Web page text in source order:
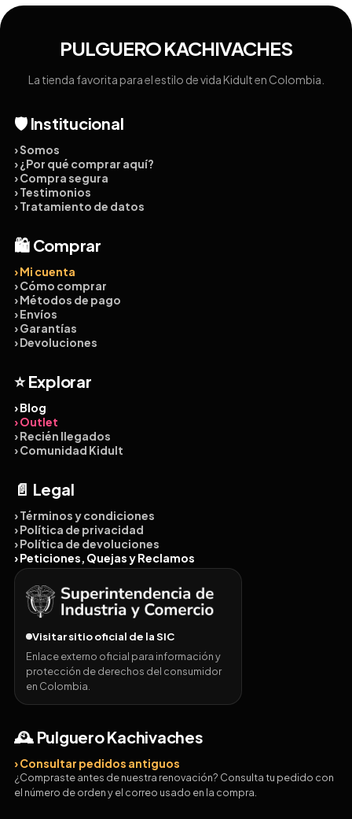
PULGUERO KACHIVACHES
La tienda favorita para el estilo de vida Kidult en Colombia.
🛡️ Institucional
› Somos
› ¿Por qué comprar aquí?
› Compra segura
› Testimonios
› Tratamiento de datos
🛍️ Comprar
› Mi cuenta
› Cómo comprar
› Métodos de pago
› Envíos
› Garantías
› Devoluciones
⭐ Explorar
› Blog
› Outlet
› Recién llegados
› Comunidad Kidult
📄 Legal
› Términos y condiciones
› Política de privacidad
› Política de devoluciones
› Peticiones, Quejas y Reclamos
Visitar sitio oficial de la SIC
Enlace externo oficial para información y
protección de derechos del consumidor
en Colombia.
🕰️ Pulguero Kachivaches
› Consultar pedidos antiguos
¿Compraste antes de nuestra renovación? Consulta tu pedido con
el número de orden y el correo usado en la compra.